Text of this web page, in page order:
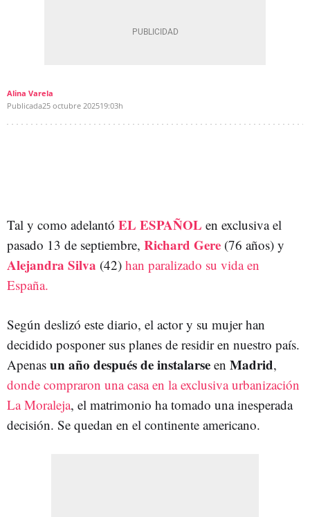
Alina Varela
Publicada25 octubre 202519:03h
Tal y como adelantó EL ESPAÑOL en exclusiva el
pasado 13 de septiembre, Richard Gere (76 años) y
Alejandra Silva (42) han paralizado su vida en
España.
Según deslizó este diario, el actor y su mujer han
decidido posponer sus planes de residir en nuestro país.
Apenas un año después de instalarse en Madrid,
donde compraron una casa en la exclusiva urbanización
La Moraleja, el matrimonio ha tomado una inesperada
decisión. Se quedan en el continente americano.